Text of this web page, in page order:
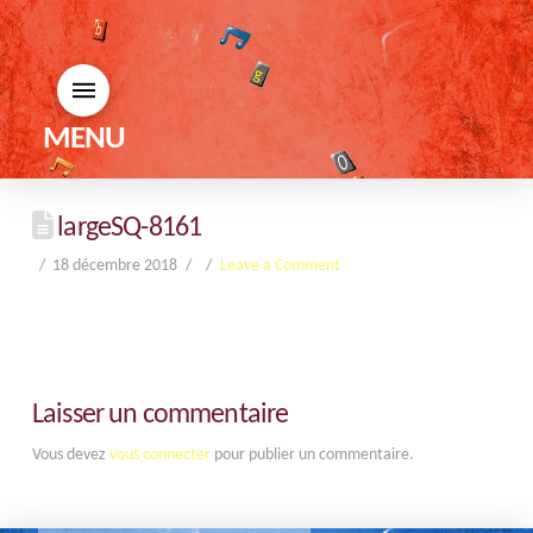
MENU
largeSQ-8161
18 décembre 2018 Leave a Comment
Laisser un commentaire
Vous devez vous connecterpour publier un commentaire.